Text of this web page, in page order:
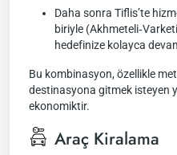
Daha sonra Tiflis’te
biriyle
hedefinize kolayca
Bu kombinasyon, özellikle
destinasyona gitmek isteyen
ekonomiktir.
Araç Kiralama